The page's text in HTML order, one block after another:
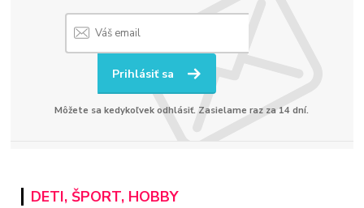
Prihlásiť sa
Môžete sa kedykoľvek odhlásiť. Zasielame raz za 14 dní.
DETI, ŠPORT, HOBBY